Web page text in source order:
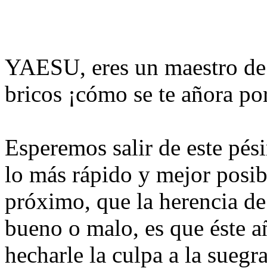
YAESU, eres un maestro
bricos ¡cómo se te añora
Esperemos salir de este
lo más rápido y mejor
próximo, que la herencia
bueno o malo, es que éste
hecharle la culpa a la